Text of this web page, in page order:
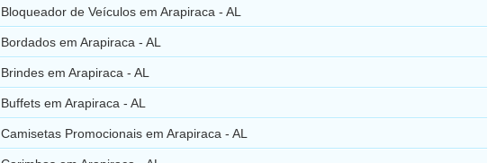
Bloqueador de Veículos em Arapiraca - AL
Bordados em Arapiraca - AL
Brindes em Arapiraca - AL
Buffets em Arapiraca - AL
Camisetas Promocionais em Arapiraca - AL